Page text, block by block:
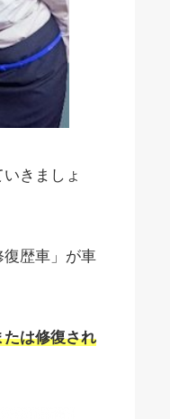
きましょ
歴車」が車
は修復され